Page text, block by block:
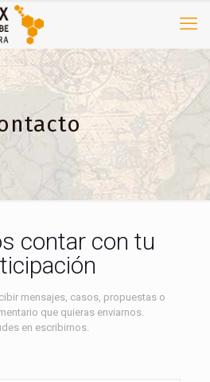
contar con tu
mensajes, casos, propuestas o
que quieras enviarnos.
en escribirnos.